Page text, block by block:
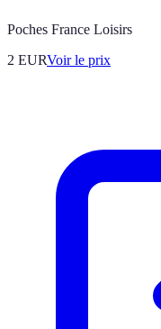
Poches France Loisirs
2 EURVoir le prix